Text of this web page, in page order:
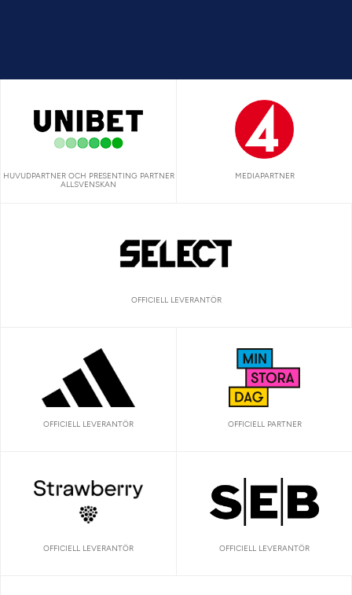
HUVUDPARTNER OCH PRESENTING PARTNER
ALLSVENSKAN
MEDIAPARTNER
OFFICIELL LEVERANTÖR
OFFICIELL LEVERANTÖR OFFICIELL PARTNER
OFFICIELL LEVERANTÖR OFFICIELL LEVERANTÖR